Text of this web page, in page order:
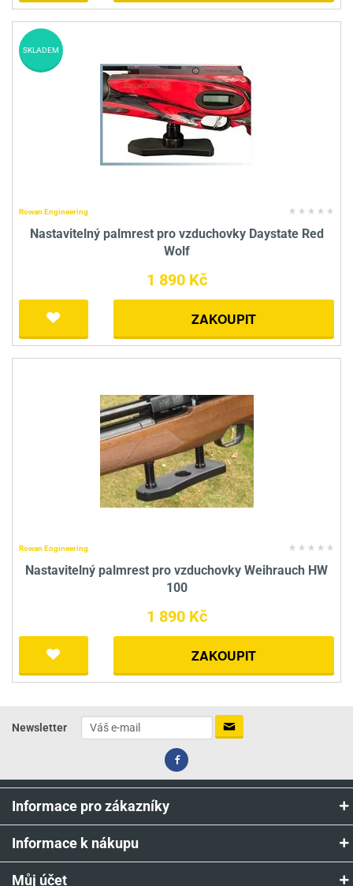
Rowan Engineering
Nastavitelný palmrest pro vzduchovky Daystate Red
Wolf
1 890 Kč
ZAKOUPIT
SKLADEM
Rowan Engineering
Nastavitelný palmrest pro vzduchovky Weihrauch HW
100
1 890 Kč
ZAKOUPIT
Newsletter
Informace pro zákazníky
Informace k nákupu
Můj účet